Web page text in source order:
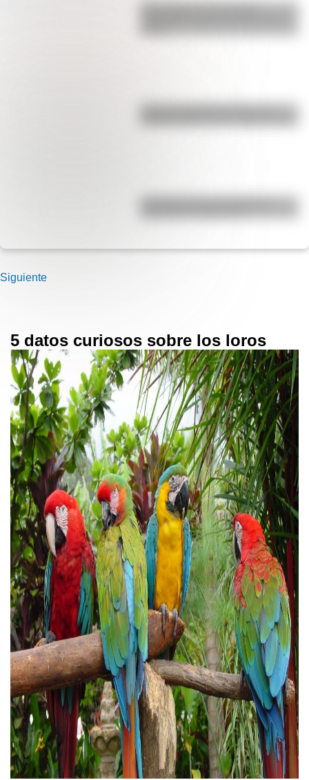
Una infografía descargable
¿Cómo era Buenos Aires en la
Década Infame?: las mejores fotos
La historia de los inmigrantes
Siguiente
5 datos curiosos sobre los loros